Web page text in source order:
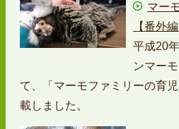
マー
【番外編
平成20
ンマー
て、「マーモファミリーの育
載しました。